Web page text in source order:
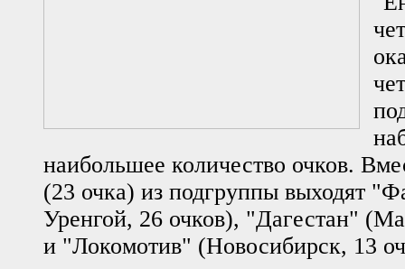
наибольшее количество очков.
(23 очка) из подгруппы выходят
Уренгой, 26 очков), "Дагестан"
и "Локомотив" (Новосибирск, 13